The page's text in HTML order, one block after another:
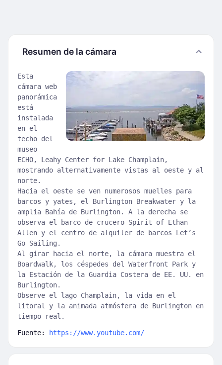
Resumen de la cámara
Esta
cámara web
panorámica
está
instalada
en el
techo del
museo
ECHO, Leahy Center for Lake Champlain,
mostrando alternativamente vistas al oeste y al
norte.
Hacia el oeste se ven numerosos muelles para
barcos y yates, el Burlington Breakwater y la
amplia Bahía de Burlington. A la derecha se
observa el barco de crucero Spirit of Ethan
Allen y el centro de alquiler de barcos Let’s
Go Sailing.
Al girar hacia el norte, la cámara muestra el
Boardwalk, los céspedes del Waterfront Park y
la Estación de la Guardia Costera de EE. UU. en
Burlington.
Observe el lago Champlain, la vida en el
litoral y la animada atmósfera de Burlington en
tiempo real.
Fuente: https://www.youtube.com/